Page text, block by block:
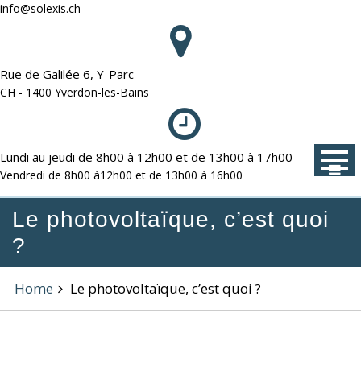
info@solexis.ch
Rue de Galilée 6, Y-Parc
CH - 1400 Yverdon-les-Bains
Lundi au jeudi de 8h00 à 12h00 et de 13h00 à 17h00
Vendredi de 8h00 à12h00 et de 13h00 à 16h00
Le photovoltaïque, c’est quoi
?
Home Le photovoltaïque, c’est quoi ?